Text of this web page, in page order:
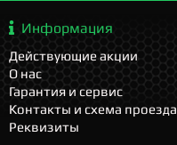
Информация
Действующие акции
О нас
Гарантия и сервис
Контакты и схема проезда
Реквизиты